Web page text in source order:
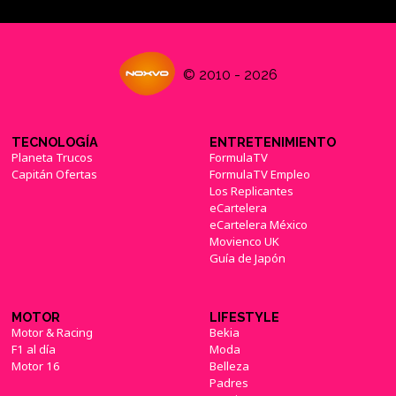
© 2010 - 2026
TECNOLOGÍA
Planeta Trucos
Capitán Ofertas
ENTRETENIMIENTO
FormulaTV
FormulaTV Empleo
Los Replicantes
eCartelera
eCartelera México
Movienco UK
Guía de Japón
MOTOR
Motor & Racing
F1 al día
Motor 16
LIFESTYLE
Bekia
Moda
Belleza
Padres